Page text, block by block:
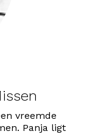
vreemde
Panja ligt